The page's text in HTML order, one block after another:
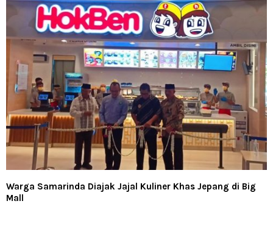
Warga Samarinda Diajak Jajal Kuliner Khas Jepang di Big
Mall